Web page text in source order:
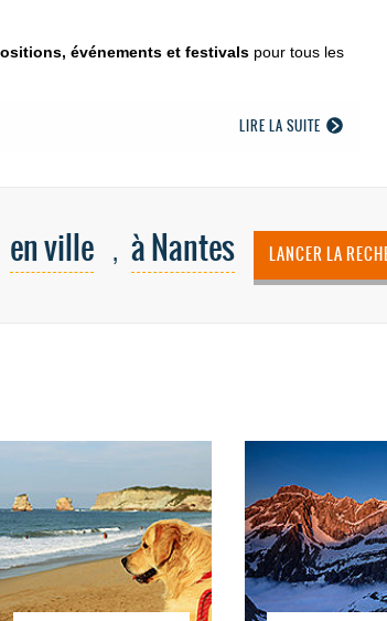
événements et festivals pour tous les
LIRE LA SUITE
en ville , à Nantes LANCER LA